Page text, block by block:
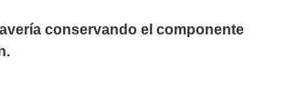
conservando el componente